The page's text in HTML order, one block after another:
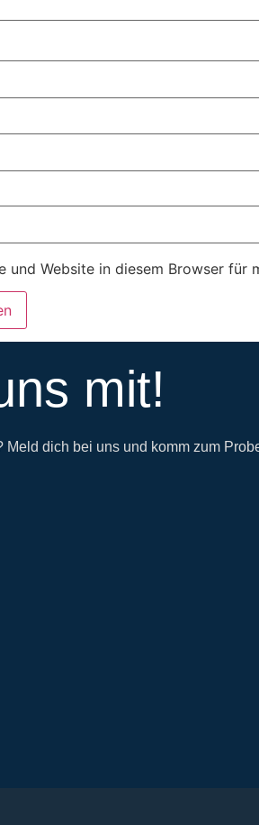
und Website in diesem Browser für
mit!
Meld dich bei uns und komm zum